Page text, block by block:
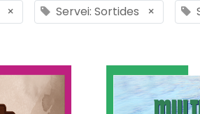
× Servei: Sortides ×